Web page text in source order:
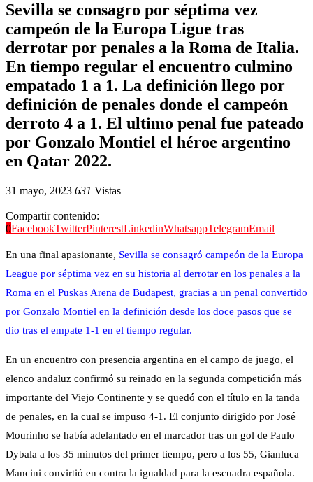
Sevilla se consagro por séptima vez
campeón de la Europa Ligue tras
derrotar por penales a la Roma de Italia.
En tiempo regular el encuentro culmino
empatado 1 a 1. La definición llego por
definición de penales donde el campeón
derroto 4 a 1. El ultimo penal fue pateado
por Gonzalo Montiel el héroe argentino
en Qatar 2022.
31 mayo, 2023 631 Vistas
Compartir contenido:
0FacebookTwitterPinterestLinkedinWhatsappTelegramEmail
En una final apasionante, Sevilla se consagró campeón de la Europa
League por séptima vez en su historia al derrotar en los penales a la
Roma en el Puskas Arena de Budapest, gracias a un penal convertido
por Gonzalo Montiel en la definición desde los doce pasos que se
dio tras el empate 1-1 en el tiempo regular.
En un encuentro con presencia argentina en el campo de juego, el
elenco andaluz confirmó su reinado en la segunda competición más
importante del Viejo Continente y se quedó con el título en la tanda
de penales, en la cual se impuso 4-1. El conjunto dirigido por José
Mourinho se había adelantado en el marcador tras un gol de Paulo
Dybala a los 35 minutos del primer tiempo, pero a los 55, Gianluca
Mancini convirtió en contra la igualdad para la escuadra española.